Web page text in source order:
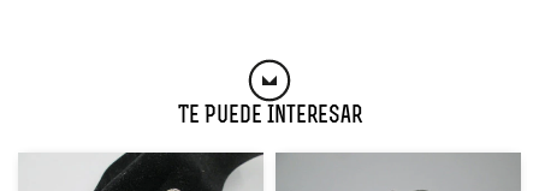
Te Puede Interesar